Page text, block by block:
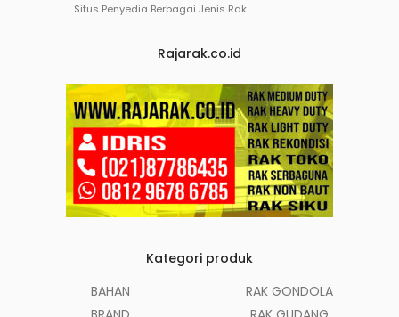
Situs Penyedia Berbagai Jenis Rak
Rajarak.co.id
Kategori produk
BAHAN
RAK GONDOLA